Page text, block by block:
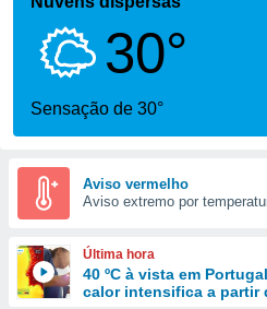
fornecidas
a este
das
e
forma
digital
30°
Sensação de 30°
Aviso vermelho
Aviso extremo por
Última hora
40 ºC à vista em
calor intensifica a partir